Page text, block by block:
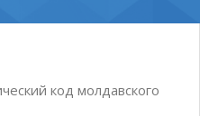
код молдавского